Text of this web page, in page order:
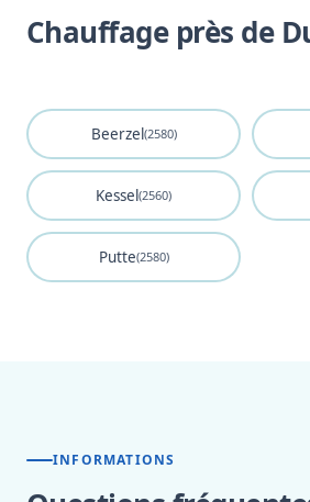
Chauffage près de
Beerzel(2580)
Kessel(2560)
Putte(2580)
INFORMATIONS